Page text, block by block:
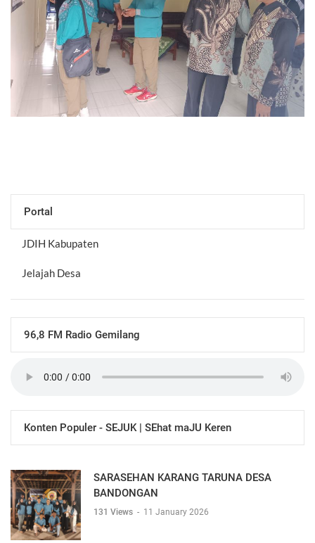
Portal
JDIH Kabupaten
Jelajah Desa
96,8 FM Radio Gemilang
Konten Populer - SEJUK | SEhat maJU Keren
SARASEHAN KARANG TARUNA DESA
BANDONGAN
131 Views - 11 January 2026